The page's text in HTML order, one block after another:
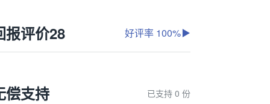
报评价28 好评率 100%
偿支持 已支持 0 份